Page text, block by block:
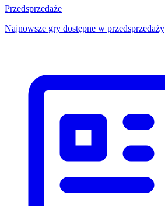
Przedsprzedaże
Najnowsze gry dostępne w przedsprzedaży